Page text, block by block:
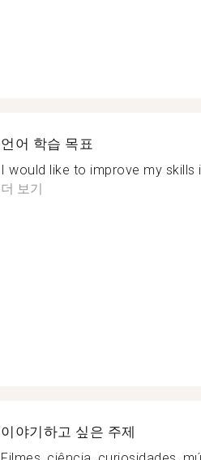
언어 학습 목표
I would like to improve my skills
더 보기
이야기하고 싶은 주제